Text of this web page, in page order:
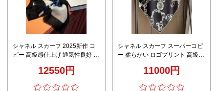
シャネル スカーフ 2025新作 コ
ピー 高級感仕上げ 通気性良好 快
12550円
シャネル スカーフ スーパーコピ
ー 柔らかい ロゴプリント 高級品
11000円